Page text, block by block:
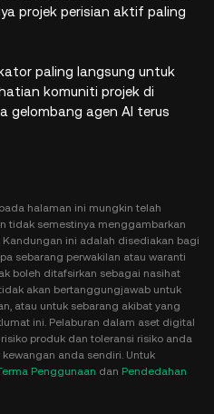
projek perisian aktif paling
paling langsung untuk
komuniti projek di
gelombang agen AI terus
halaman ini mungkin telah
tidak semestinya menggambarkan
ini adalah disediakan bagi
sebarang perwakilan atau waranti
boleh ditafsirkan sebagai nasihat
akan bertanggungjawab untuk
atau untuk sebarang akibat yang
ini. Pelaburan dalam aset digital
produk dan toleransi risiko anda
anda sendiri. Untuk
Penggunaan dan Pendedahan